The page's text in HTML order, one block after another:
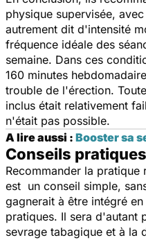
physique supervisée,
autrement dit d'intensité
fréquence idéale des
semaine. Dans ces
160 minutes
trouble de l'érection.
inclus était relativement
n'était pas possible.
A lire aussi : Booster sa
Conseils pratiques
Recommander la
est un conseil simple,
gagnerait à être intégré
pratiques. Il sera d'autant
sevrage tabagique et à la